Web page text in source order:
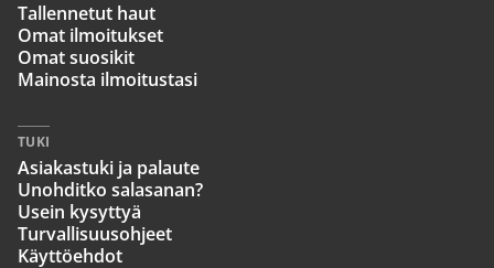
Tallennetut haut
Omat ilmoitukset
Omat suosikit
Mainosta ilmoitustasi
TUKI
Asiakastuki ja palaute
Unohditko salasanan?
Usein kysyttyä
Turvallisuusohjeet
Käyttöehdot